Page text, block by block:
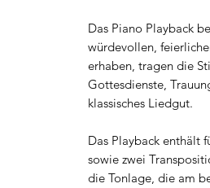
Das Piano Playback
würdevollen,
erhaben, tragen die
Gottesdienste,
klassisches Liedgut.
Das Playback enthält
sowie zwei
die Tonlage, die am